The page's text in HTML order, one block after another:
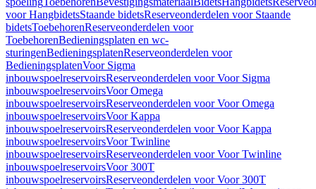
voor HangbidetsStaande bidetsReserveonderdelen voor Staande
bidetsToebehorenReserveonderdelen voor
ToebehorenBedieningsplaten en wc-
sturingenBedieningsplatenReserveonderdelen voor
BedieningsplatenVoor Sigma
inbouwspoelreservoirsReserveonderdelen voor Voor Sigma
inbouwspoelreservoirsVoor Omega
inbouwspoelreservoirsReserveonderdelen voor Voor Omega
inbouwspoelreservoirsVoor Kappa
inbouwspoelreservoirsReserveonderdelen voor Voor Kappa
inbouwspoelreservoirsVoor Twinline
inbouwspoelreservoirsReserveonderdelen voor Voor Twinline
inbouwspoelreservoirsVoor 300T
inbouwspoelreservoirsReserveonderdelen voor Voor 300T